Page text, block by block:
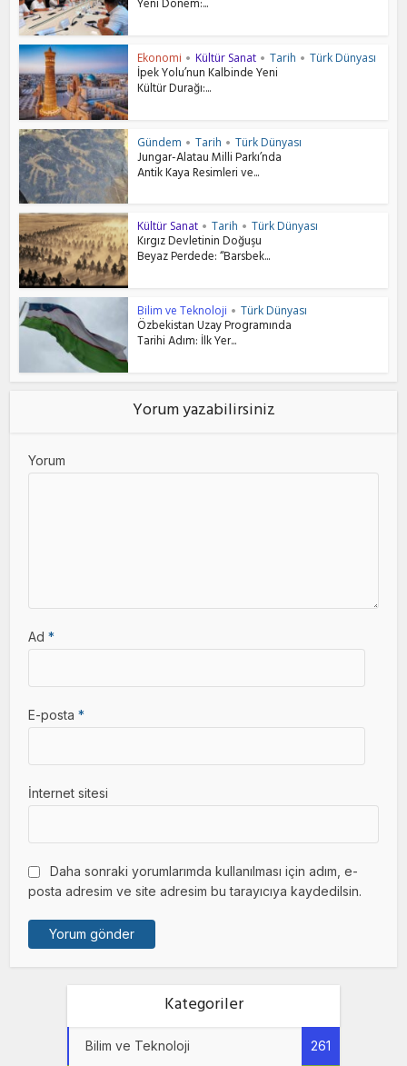
Yeni Dönem:...
Ekonomi • Kültür Sanat • Tarih • Türk Dünyası
İpek Yolu’nun Kalbinde Yeni
Kültür Durağı:...
Gündem • Tarih • Türk Dünyası
Jungar-Alatau Milli Parkı’nda
Antik Kaya Resimleri ve...
Kültür Sanat • Tarih • Türk Dünyası
Kırgız Devletinin Doğuşu
Beyaz Perdede: “Barsbek...
Bilim ve Teknoloji • Türk Dünyası
Özbekistan Uzay Programında
Tarihi Adım: İlk Yer...
Yorum yazabilirsiniz
Yorum
Ad*
E-posta*
İnternet sitesi
Daha sonraki yorumlarımda kullanılması için adım, e-
posta adresim ve site adresim bu tarayıcıya kaydedilsin.
Kategoriler
Bilim ve Teknoloji 261